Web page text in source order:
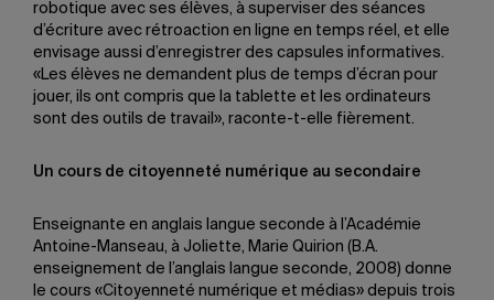
robotique avec ses élèves, à superviser des séances
d’écriture avec rétroaction en ligne en temps réel, et elle
envisage aussi d’enregistrer des capsules informatives.
«Les élèves ne demandent plus de temps d’écran pour
jouer, ils ont compris que la tablette et les ordinateurs
sont des outils de travail», raconte-t-elle fièrement.
Un cours de citoyenneté numérique au secondaire
Enseignante en anglais langue seconde à l’Académie
Antoine-Manseau, à Joliette, Marie Quirion (B.A.
enseignement de l’anglais langue seconde, 2008) donne
le cours «Citoyenneté numérique et médias» depuis trois